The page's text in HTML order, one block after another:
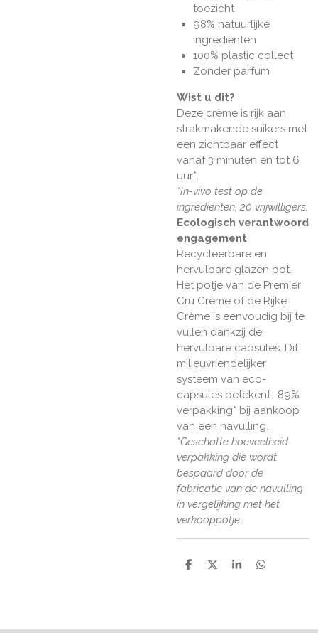
toezicht
98% natuurlijke
ingrediënten
100% plastic collect
Zonder parfum
Wist u dit?
Deze crème is rijk aan
strakmakende suikers met
een zichtbaar effect
vanaf 3 minuten en tot 6
uur*.
*In-vivo test op de
ingrediënten, 20 vrijwilligers.
Ecologisch verantwoord
engagement
Recycleerbare en
hervulbare glazen pot.
Het potje van de Premier
Cru Crème of de Rijke
Crème is eenvoudig bij te
vullen dankzij de
hervulbare capsules. Dit
milieuvriendelijker
systeem van eco-
capsules betekent -89%
verpakking* bij aankoop
van een navulling.
*Geschatte hoeveelheid
verpakking die wordt
bespaard door de
fabricatie van de navulling
in vergelijking met het
verkooppotje.
D
D
S
D